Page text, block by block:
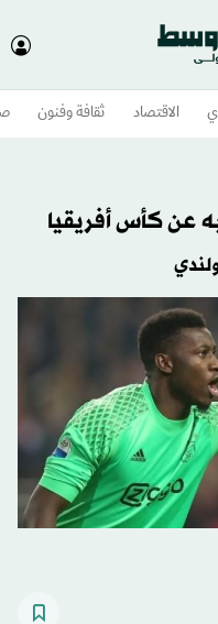
الاقتصاد ثقافة وفنون
عن كأس أفريقيا